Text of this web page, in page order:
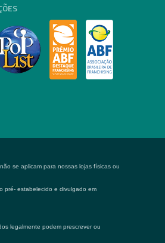
se aplicam para nossas lojas físicas ou
pré- estabelecido e divulgado em
legalmente podem prescrever ou